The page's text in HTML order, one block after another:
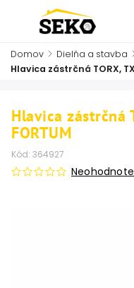
Domov / Dielňa a stavba /
Hlavica zástrčná TORX,
Hlavica zástrčná
FORTUM
Kód: 364927